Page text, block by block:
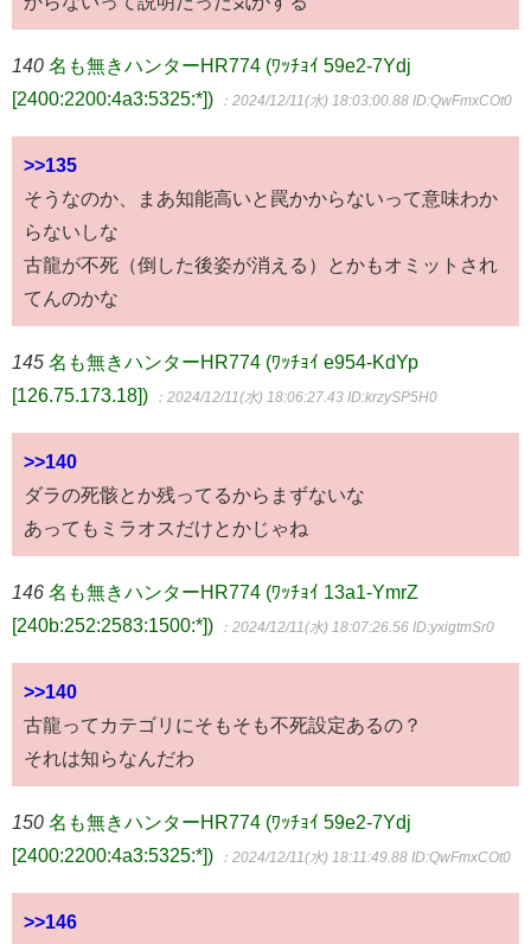
140 名も無きハンターHR774 (ﾜｯﾁｮｲ 59e2-7Ydj
[2400:2200:4a3:5325:*])
：2024/12/11(水) 18:03:00.88 ID:QwFmxCOt0
>>135
そうなのか、まあ知能高いと罠かからないって意味わか
らないしな
古龍が不死（倒した後姿が消える）とかもオミットされ
てんのかな
145 名も無きハンターHR774 (ﾜｯﾁｮｲ e954-KdYp
[126.75.173.18])
：2024/12/11(水) 18:06:27.43 ID:krzySP5H0
>>140
ダラの死骸とか残ってるからまずないな
あってもミラオスだけとかじゃね
146 名も無きハンターHR774 (ﾜｯﾁｮｲ 13a1-YmrZ
[240b:252:2583:1500:*])
：2024/12/11(水) 18:07:26.56 ID:yxigtmSr0
>>140
古龍ってカテゴリにそもそも不死設定あるの？
それは知らなんだわ
150 名も無きハンターHR774 (ﾜｯﾁｮｲ 59e2-7Ydj
[2400:2200:4a3:5325:*])
：2024/12/11(水) 18:11:49.88 ID:QwFmxCOt0
>>146